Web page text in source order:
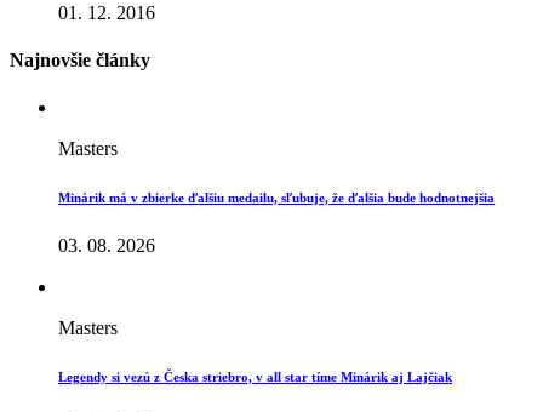
01. 12. 2016
Najnovšie články
Masters
Minárik má v zbierke ďalšiu medailu, sľubuje, že ďalšia bude hodnotnejšia
03. 08. 2026
Masters
Legendy si vezú z Česka striebro, v all star tíme Minárik aj Lajčiak